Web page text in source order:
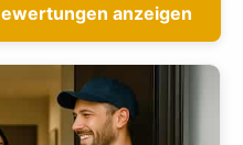
anzeigen